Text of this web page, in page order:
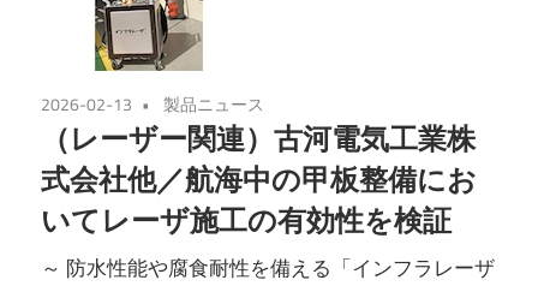
2026-02-13 製品ニュース
（レーザー関連）古河電気工業株
式会社他／航海中の甲板整備にお
いてレーザ施工の有効性を検証
～ 防水性能や腐食耐性を備える「インフラレーザ